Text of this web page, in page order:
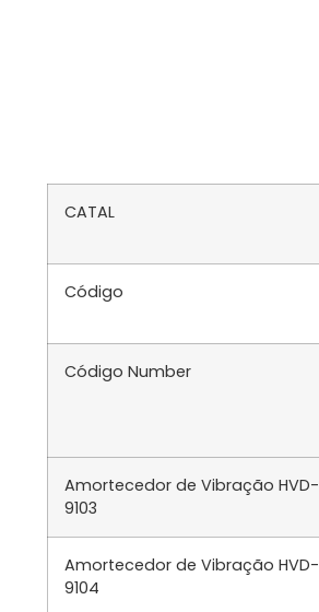
CATAL
Código
Código Number
Amortecedor de Vibração HVD-
9103
Amortecedor de Vibração HVD-
9104